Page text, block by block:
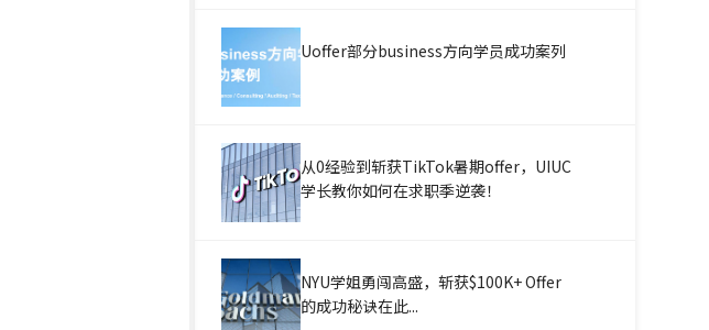
Uoffer部分business方向学员成功案列
从0经验到斩获TikTok暑期offer，UIUC
学长教你如何在求职季逆袭！
NYU学姐勇闯高盛，斩获$100K+ Offer
的成功秘诀在此...